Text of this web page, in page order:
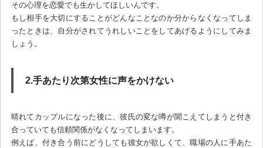
その心理を恋愛でも生かしてほしいんです。
もし相手を大切にすることがどんなことなのか分からなくなってしま
ったときは、自分がされてうれしいことをしてあげるようにしてみま
しょう。
2.手あたり次第女性に声をかけない
晴れてカップルになった後に、彼氏の変な噂が聞こえてしまうと付き
合っていても信頼関係がなくなってしまいます。
例えば、付き合う前にどうしても彼女が欲しくて、職場の人に手あた